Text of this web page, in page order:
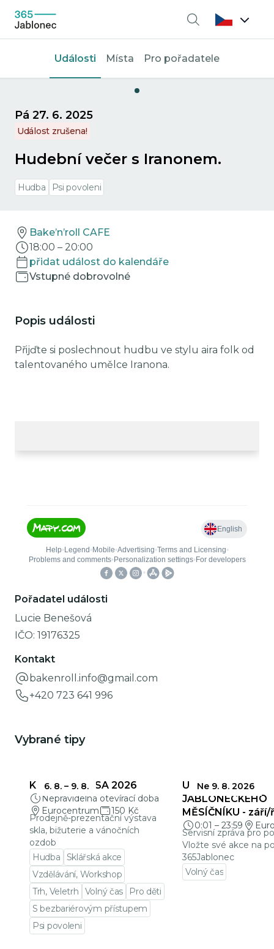
Vyhledávání
Události Místa Pro pořadatele
Pá 27. 6. 2025
Událost zrušena!
Hudební večer s Iranonem.
Hudba Psi povoleni
Bake’n’roll CAFE
18:00 – 20:00
přidat událost do kalendáře
Vstupné dobrovolné
Popis události
Přijďte si poslechnout hudbu ve stylu aira folk od
talentovaného umělce Iranona.
Pořadatel události
Lucie Benešová
IČO: 19176325
Kontakt
bakenroll.info@gmail.com
+420 723 641 996
Vybrané tipy
6. 8. – 9. 8.
KŘEHKÁ KRÁSA 2026
Nepravidelná otevírací doba
Eurocentrum
150 Kč
Prodejně-prezentační výstava
skla, bižuterie a vánočních
ozdob
Hudba
Sklářská akce
Vzdělávání, Workshop
Trh, Veletrh
Volný čas
Pro děti
S bezbariérovým přístupem
Psi povoleni
Ne 9. 8. 2026
UZÁVĚRKY
JABLONECKÉHO
MĚSÍČNÍKU -
0:01 – 23:59
Servisní zpráva pro
Vložte své akce na
365Jablonec
Volný čas